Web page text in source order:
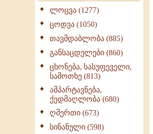
ლოცვა (1277)
ცოდვა (1050)
თავმდაბლობა (885)
განსაცდელები (860)
ცხონება, სასუფეველი,
სამოთხე (813)
ამპარტავნება,
ქედმაღლობა (680)
ღმერთი (673)
სინანული (598)